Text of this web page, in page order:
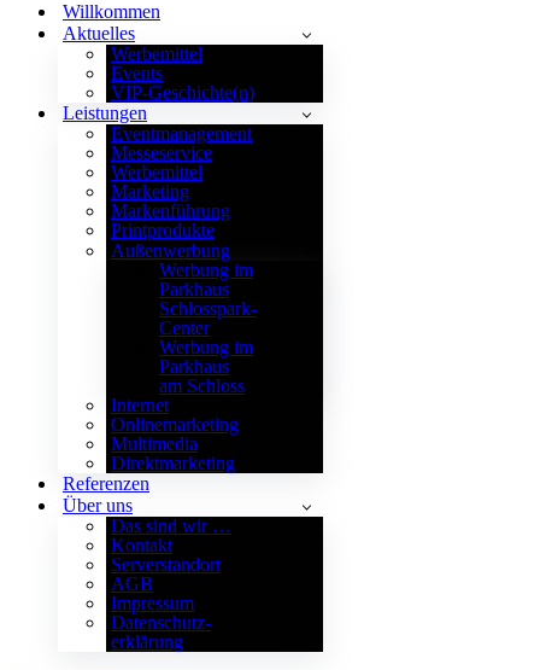
Willkommen
Aktuelles
Werbemittel
Events
VIP-Geschichte(n)
Leistungen
Eventmanagement
Messeservice
Werbemittel
Marketing
Markenführung
Printprodukte
Außenwerbung
Werbung im
Parkhaus
Schlosspark-
Center
Werbung im
Parkhaus
am Schloss
Internet
Onlinemarketing
Multimedia
Direktmarketing
Referenzen
Über uns
Das sind wir …
Kontakt
Serverstandort
AGB
Impressum
Datenschutz­
erklärung